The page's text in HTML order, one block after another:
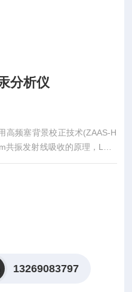
分析仪
高频塞背景校正技术(ZAAS-H
振发射线吸收的原理，LUM
的汞含量进行全自动连续测
13269083797